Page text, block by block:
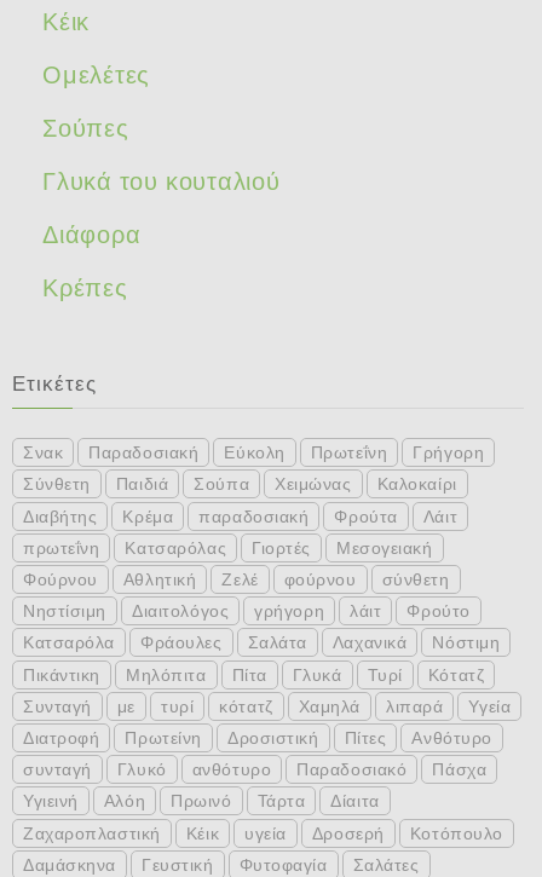
Κέικ
Ομελέτες
Σούπες
Γλυκά του κουταλιού
Διάφορα
Κρέπες
Ετικέτες
Σνακ Παραδοσιακή Εύκολη Πρωτεΐνη
Γρήγορη
Σύνθετη
Παιδιά Σούπα Χειμώνας
Καλοκαίρι
Διαβήτης
Κρέμα παραδοσιακή Φρούτα
Λάιτ
πρωτεΐνη
Κατσαρόλας Γιορτές
Μεσογειακή
Φούρνου
Αθλητική Ζελέ φούρνου
σύνθετη
Νηστίσιμη
Διαιτολόγος γρήγορη λάιτ
Φρούτο
Κατσαρόλα
Φράουλες Σαλάτα Λαχανικά
Νόστιμη
Πικάντικη
Μηλόπιτα Πίτα Γλυκά Τυρί
Κότατζ
Συνταγή
με τυρί κότατζ Χαμηλά λιπαρά
Υγεία
Διατροφή
Πρωτείνη Δροσιστική Πίτες
Ανθότυρο
συνταγή
Γλυκό ανθότυρο Παραδοσιακό
Πάσχα
Υγιεινή
Αλόη Πρωινό Τάρτα
Δίαιτα
Ζαχαροπλαστική
Κέικ υγεία Δροσερή
Κοτόπουλο
Δαμάσκηνα
Γευστική Φυτοφαγία Σαλάτες